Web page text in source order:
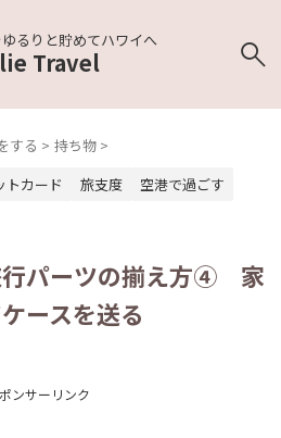
るりと貯めてハワイへ
Travel
する > 持ち物 >
トカード 旅支度
空港で過ごす
行パーツの揃え方④ 家
ースを送る
ンサーリンク